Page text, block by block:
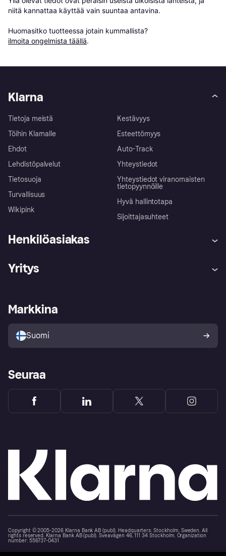
niitä kannattaa käyttää vain suuntaa antavina.
Huomasitko tuotteessa jotain kummallista?
ilmoita ongelmista täällä.
Klarna
Tietoja meistä
Töihin Klarnalle
Ehdot
Lehdistöpalvelut
Tietosuoja
Turvallisuus
Wikipink
Kestävyys
Esteettömyys
Auto-Track
Yhteystiedot
Yhteystiedot viranomaisten
tietopyynnöille
Hyvä hallintotapa
Sijoittajasuhteet
Henkilöasiakas
Ohje
Kirjaudu sisään
Tutustu kauppoihin
Ostajan turva
Yritys
Kirjaudu sisään yrityksenä
Markkina
Suomi
Seuraa
Copyright © 2005-2026 Klarna Bank AB (publ). Headquarters: Stockholm, Sweden. All
rights reserved. Klarna Bank AB (publ). Sveavägen 46, 111 34 Stockholm. Organization
number: 556737-0431